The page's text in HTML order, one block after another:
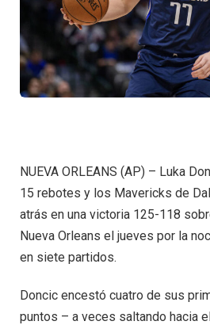
NUEVA ORLEANS (AP) – Luka
15 rebotes y los Mavericks de
atrás en una victoria 125-118
Nueva Orleans el jueves por la
en siete partidos.
Doncic encestó cuatro de sus
puntos – a veces saltando hacia